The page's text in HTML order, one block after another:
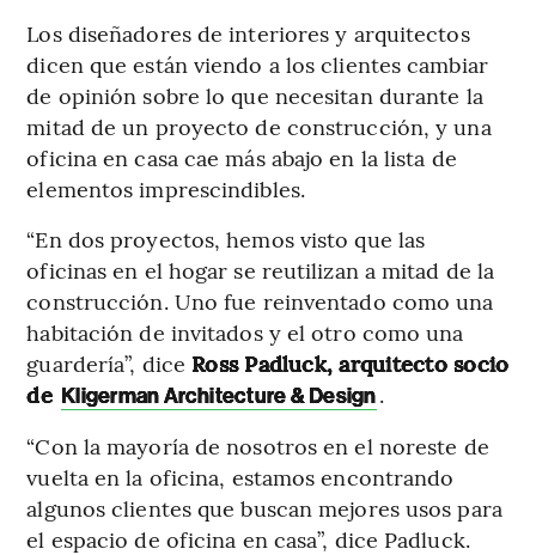
Los diseñadores de interiores y arquitectos
dicen que están viendo a los clientes cambiar
de opinión sobre lo que necesitan durante la
mitad de un proyecto de construcción, y una
oficina en casa cae más abajo en la lista de
elementos imprescindibles.
“En dos proyectos, hemos visto que las
oficinas en el hogar se reutilizan a mitad de la
construcción. Uno fue reinventado como una
habitación de invitados y el otro como una
guardería”, dice Ross Padluck, arquitecto socio
de Kligerman Architecture & Design.
“Con la mayoría de nosotros en el noreste de
vuelta en la oficina, estamos encontrando
algunos clientes que buscan mejores usos para
el espacio de oficina en casa”, dice Padluck.